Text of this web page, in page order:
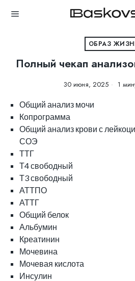
ОБРАЗ
Полный чекап
30 июня, 2025 1
Общий анализ мочи
Копрограмма
Общий анализ крови с
СОЭ
ТТГ
Т4 свободный
Т3 свободный
АТТПО
АТТГ
Общий белок
Альбумин
Креатинин
Мочевина
Мочевая кислота
Инсулин